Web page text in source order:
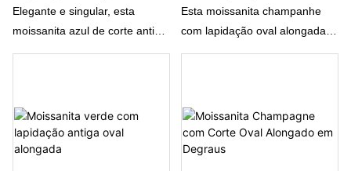
Alongada
Elegante e singular, esta
moissanita azul de corte antigo
oval alongado apresenta uma
azul luminoso com suaves
nuances esverdeadas. Seu
brilho refinado e caráter único
Alongada E Antiga
Esta moissanita champanhe
com lapidação oval alongada e
acabamento antigo apresenta
um tom champanhe suave e
luminoso. Suas proporções
elegantes, nuances douradas